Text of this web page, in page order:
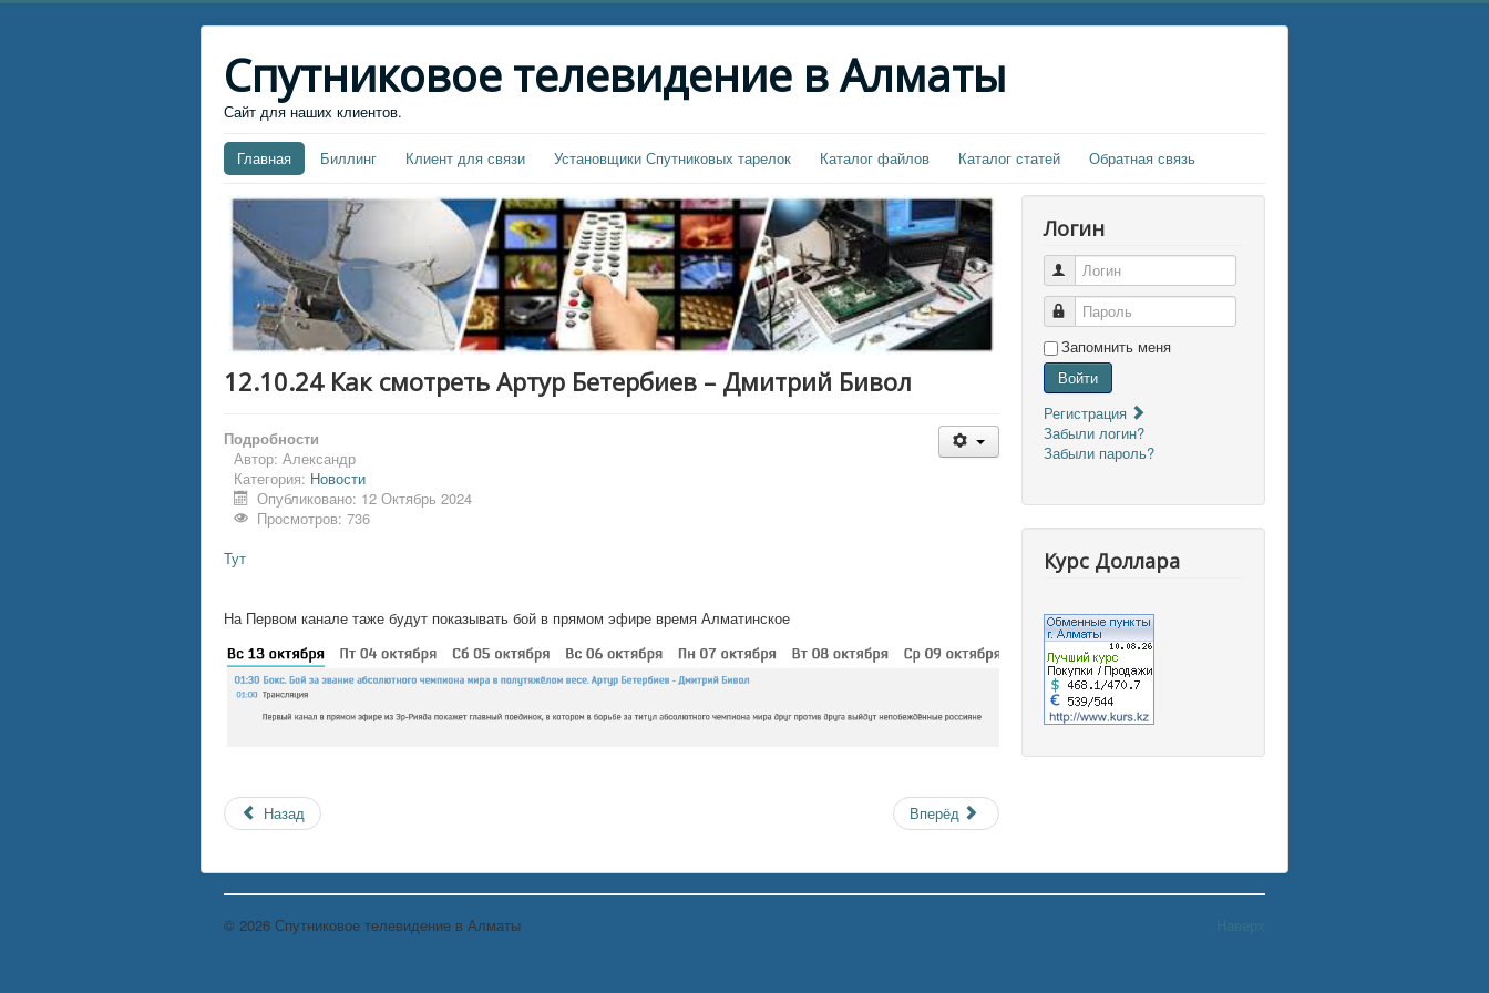
Спутниковое телевидение в Алматы
Сайт для наших клиентов.
Главная Биллинг Клиент для связи Установщики Спутниковых тарелок Каталог файлов Каталог статей Обратная связь
12.10.24 Как смотреть Артур Бетербиев – Дмитрий Бивол
Подробности
Автор: Александр
Категория: Новости
Опубликовано: 12 Октябрь 2024
Просмотров: 736
Тут
На Первом канале таже будут показывать бой в прямом эфире время Алматинское
Назад Вперёд
Логин
Логин
Пароль
Запомнить меня
Войти
Регистрация
Забыли логин?
Забыли пароль?
Курс Доллара
© 2026 Спутниковое телевидение в Алматы